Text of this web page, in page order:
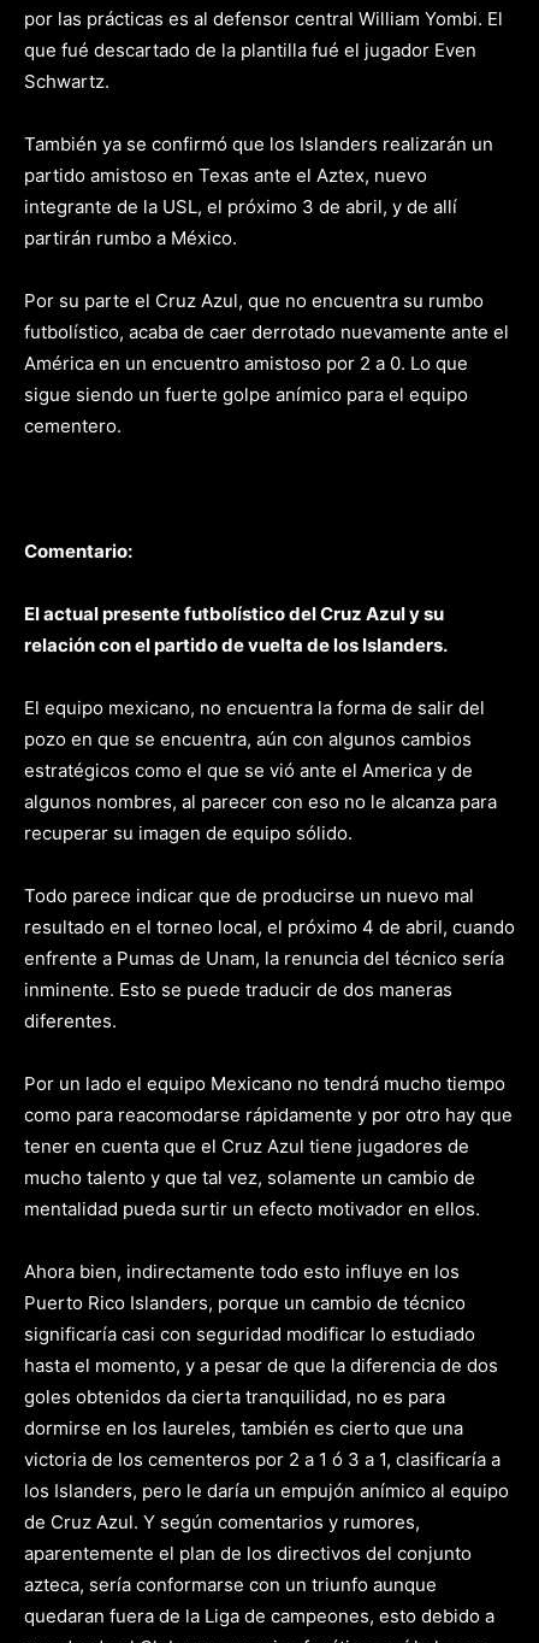
por las prácticas es al defensor central William Yombi. El
que fué descartado de la plantilla fué el jugador Even
Schwartz.
También ya se confirmó que los Islanders realizarán un
partido amistoso en Texas ante el Aztex, nuevo
integrante de la USL, el próximo 3 de abril, y de allí
partirán rumbo a México.
Por su parte el Cruz Azul, que no encuentra su rumbo
futbolístico, acaba de caer derrotado nuevamente ante el
América en un encuentro amistoso por 2 a 0. Lo que
sigue siendo un fuerte golpe anímico para el equipo
cementero.
Comentario:
El actual presente futbolístico del Cruz Azul y su
relación con el partido de vuelta de los Islanders.
El equipo mexicano, no encuentra la forma de salir del
pozo en que se encuentra, aún con algunos cambios
estratégicos como el que se vió ante el America y de
algunos nombres, al parecer con eso no le alcanza para
recuperar su imagen de equipo sólido.
Todo parece indicar que de producirse un nuevo mal
resultado en el torneo local, el próximo 4 de abril, cuando
enfrente a Pumas de Unam, la renuncia del técnico sería
inminente. Esto se puede traducir de dos maneras
diferentes.
Por un lado el equipo Mexicano no tendrá mucho tiempo
como para reacomodarse rápidamente y por otro hay que
tener en cuenta que el Cruz Azul tiene jugadores de
mucho talento y que tal vez, solamente un cambio de
mentalidad pueda surtir un efecto motivador en ellos.
Ahora bien, indirectamente todo esto influye en los
Puerto Rico Islanders, porque un cambio de técnico
significaría casi con seguridad modificar lo estudiado
hasta el momento, y a pesar de que la diferencia de dos
goles obtenidos da cierta tranquilidad, no es para
dormirse en los laureles, también es cierto que una
victoria de los cementeros por 2 a 1 ó 3 a 1, clasificaría a
los Islanders, pero le daría un empujón anímico al equipo
de Cruz Azul. Y según comentarios y rumores,
aparentemente el plan de los directivos del conjunto
azteca, sería conformarse con un triunfo aunque
quedaran fuera de la Liga de campeones, esto debido a